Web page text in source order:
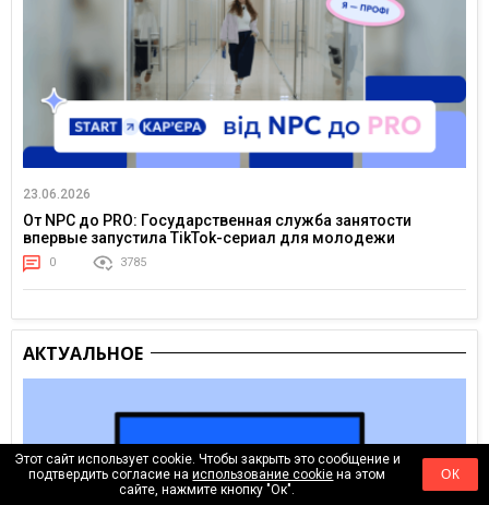
23.06.2026
От NPC до PRO: Государственная служба занятости
впервые запустила TikTok-сериал для молодежи
0 3785
АКТУАЛЬНОЕ
Этот сайт использует cookie. Чтобы закрыть это сообщение и
подтвердить согласие наиспользование cookie на этом
сайте, нажмите кнопку "Ок".
ОК